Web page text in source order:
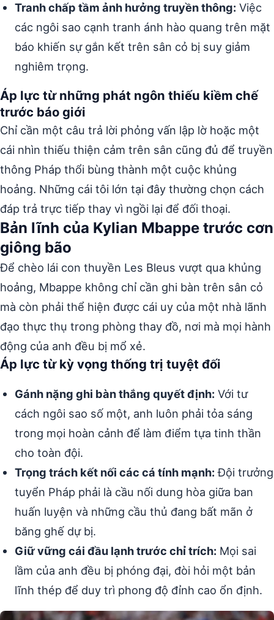
Tranh chấp tầm ảnh hưởng truyền thông: Việc
các ngôi sao cạnh tranh ánh hào quang trên mặt
báo khiến sự gắn kết trên sân cỏ bị suy giảm
nghiêm trọng.
Áp lực từ những phát ngôn thiếu kiềm chế
trước báo giới
Chỉ cần một câu trả lời phỏng vấn lập lờ hoặc một
cái nhìn thiếu thiện cảm trên sân cũng đủ để truyền
thông Pháp thổi bùng thành một cuộc khủng
hoảng. Những cái tôi lớn tại đây thường chọn cách
đáp trả trực tiếp thay vì ngồi lại để đối thoại.
Bản lĩnh của Kylian Mbappe trước cơn
giông bão
Để chèo lái con thuyền Les Bleus vượt qua khủng
hoảng, Mbappe không chỉ cần ghi bàn trên sân cỏ
mà còn phải thể hiện được cái uy của một nhà lãnh
đạo thực thụ trong phòng thay đồ, nơi mà mọi hành
động của anh đều bị mổ xẻ.
Áp lực từ kỳ vọng thống trị tuyệt đối
Gánh nặng ghi bàn thắng quyết định: Với tư
cách ngôi sao số một, anh luôn phải tỏa sáng
trong mọi hoàn cảnh để làm điểm tựa tinh thần
cho toàn đội.
Trọng trách kết nối các cá tính mạnh:Đội trưởng
tuyển Pháp phải là cầu nối dung hòa giữa ban
huấn luyện và những cầu thủ đang bất mãn ở
băng ghế dự bị.
Giữ vững cái đầu lạnh trước chỉ trích: Mọi sai
lầm của anh đều bị phóng đại, đòi hỏi một bản
lĩnh thép để duy trì phong độ đỉnh cao ổn định.